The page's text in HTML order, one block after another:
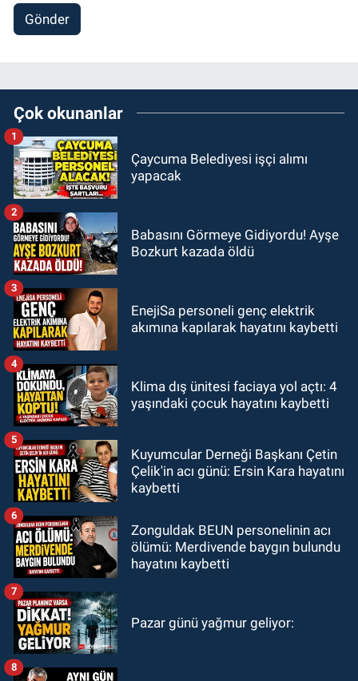
Gönder
Çok okunanlar
Çaycuma Belediyesi işçi alımı
yapacak
1
Babasını Görmeye Gidiyordu! Ayşe
Bozkurt kazada öldü
2
EnejiSa personeli genç elektrik
akımına kapılarak hayatını kaybetti
3
Klima dış ünitesi faciaya yol açtı: 4
yaşındaki çocuk hayatını kaybetti
4
Kuyumcular Derneği Başkanı Çetin
Çelik'in acı günü: Ersin Kara hayatını
kaybetti
5
Zonguldak BEUN personelinin acı
ölümü: Merdivende baygın bulundu
hayatını kaybetti
6
Pazar günü yağmur geliyor:
7
8